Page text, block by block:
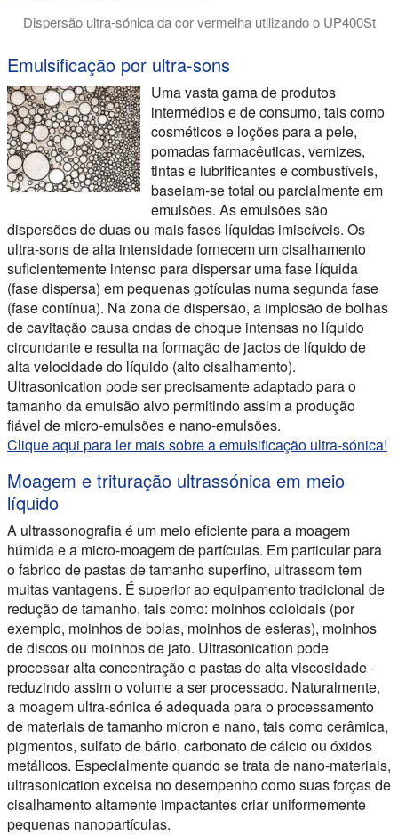
Dispersão ultra-sónica da cor vermelha utilizando o UP400St
Emulsificação por ultra-sons
Uma vasta gama de produtos
intermédios e de consumo, tais como
cosméticos e loções para a pele,
pomadas farmacêuticas, vernizes,
tintas e lubrificantes e combustíveis,
baseiam-se total ou parcialmente em
emulsões. As emulsões são
dispersões de duas ou mais fases líquidas imiscíveis. Os
ultra-sons de alta intensidade fornecem um cisalhamento
suficientemente intenso para dispersar uma fase líquida
(fase dispersa) em pequenas gotículas numa segunda fase
(fase contínua). Na zona de dispersão, a implosão de bolhas
de cavitação causa ondas de choque intensas no líquido
circundante e resulta na formação de jactos de líquido de
alta velocidade do líquido (alto cisalhamento).
Ultrasonication pode ser precisamente adaptado para o
tamanho da emulsão alvo permitindo assim a produção
fiável de micro-emulsões e nano-emulsões.
Clique aqui para ler mais sobre a emulsificação ultra-sónica!
Moagem e trituração ultrassónica em meio
líquido
A ultrassonografia é um meio eficiente para a moagem
húmida e a micro-moagem de partículas. Em particular para
o fabrico de pastas de tamanho superfino, ultrassom tem
muitas vantagens. É superior ao equipamento tradicional de
redução de tamanho, tais como: moinhos coloidais (por
exemplo, moinhos de bolas, moinhos de esferas), moinhos
de discos ou moinhos de jato. Ultrasonication pode
processar alta concentração e pastas de alta viscosidade -
reduzindo assim o volume a ser processado. Naturalmente,
a moagem ultra-sónica é adequada para o processamento
de materiais de tamanho micron e nano, tais como cerâmica,
pigmentos, sulfato de bário, carbonato de cálcio ou óxidos
metálicos. Especialmente quando se trata de nano-materiais,
ultrasonication excelsa no desempenho como suas forças de
cisalhamento altamente impactantes criar uniformemente
pequenas nanopartículas.